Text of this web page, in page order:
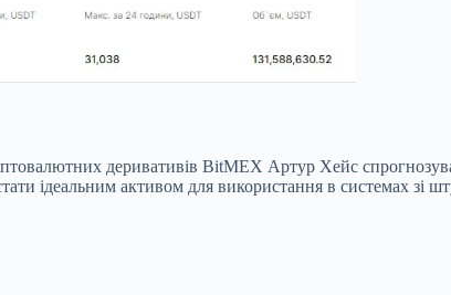
деривативів BitMEX Артур Хейс
ідеальним активом для використання в системах зі